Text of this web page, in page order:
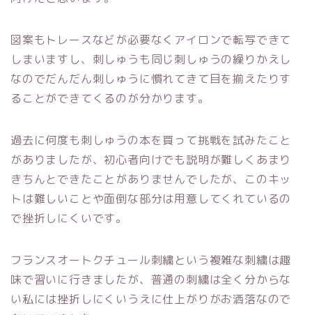
図案もトレースなどが必要なくアイロンで転写できて
しまいますし、刺しゅうも同じ刺しゅうの繰りかえし
なのでだんだん刺しゅうに慣れてきて目を揃えたりす
ることができてくるのが分かります。
過去に何度も刺しゅうの本を買って挑戦を試みたこと
がありましたが、初心者向けでも説明が難しくあまり
きちんとできたことがありませんでしたが、このキッ
トは難しいことや面倒な部分は用意してくれているの
で挫折しにくいです。
フランスオートクチュール刺繍という複雑な刺繍は趣
味で習いに行きましたが、普通の刺繍は全く分からな
い私には挫折しにくいうえに仕上がりがお洒落なので